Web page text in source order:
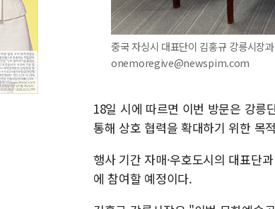
중국 자싱시 대표단이 김홍규 강릉시장
onemoregive@newspim.com
18일 시에 따르면 이번 방문은 강릉
통해 상호 협력을 확대하기 위한 목
행사 기간 자매·우호도시의 대표단
에 참여할 예정이다.